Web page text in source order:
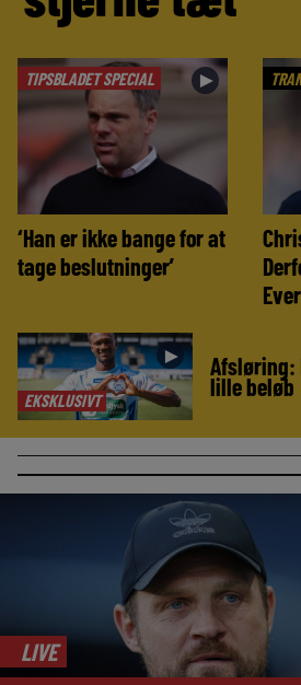
TIPSBLADET SPECIAL ►
‘Han er ikke bange for at
tage beslutninger’
EKSKLUSIVT
► Afsløring:
lille beløb
LIVE